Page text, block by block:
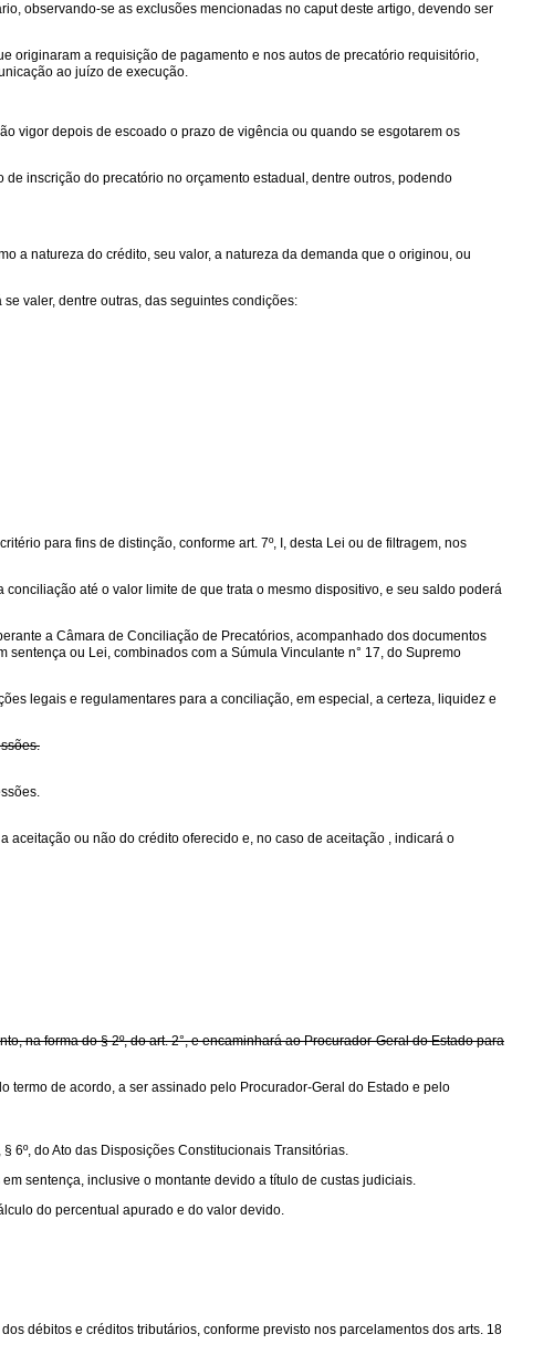
observando-se as exclusões mencionadas no caput deste artigo, devendo ser
originaram a requisição de pagamento e nos autos de precatório requisitório,
ao juízo de execução.
vigor depois de escoado o prazo de vigência ou quando se esgotarem os
inscrição do precatório no orçamento estadual, dentre outros, podendo
a natureza do crédito, seu valor, a natureza da demanda que o originou, ou
valer, dentre outras, das seguintes condições:
para fins de distinção, conforme art. 7º, I, desta Lei ou de filtragem, nos
até o valor limite de que trata o mesmo dispositivo, e seu saldo poderá
a Câmara de Conciliação de Precatórios, acompanhado dos documentos
ou Lei, combinados com a Súmula Vinculante n° 17, do Supremo
legais e regulamentares para a conciliação, em especial, a certeza, liquidez e
ou não do crédito oferecido e, no caso de aceitação , indicará o
na forma do § 2º, do art. 2°, e encaminhará ao Procurador-Geral do Estado para
termo de acordo, a ser assinado pelo Procurador-Geral do Estado e pelo
6º, do Ato das Disposições Constitucionais Transitórias.
sentença, inclusive o montante devido a título de custas judiciais.
do percentual apurado e do valor devido.
débitos e créditos tributários, conforme previsto nos parcelamentos dos arts. 18